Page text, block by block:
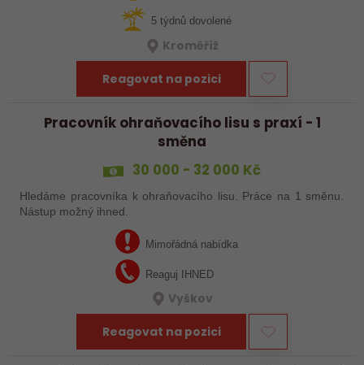
5 týdnů dovolené
Kroměříž
Reagovat na pozici
Pracovník ohraňovacího lisu s praxí - 1
směna
30 000 - 32 000 Kč
Hledáme pracovníka k ohraňovacího lisu. Práce na 1 směnu.
Nástup možný ihned.
Mimořádná nabídka
Reaguj IHNED
Vyškov
Reagovat na pozici